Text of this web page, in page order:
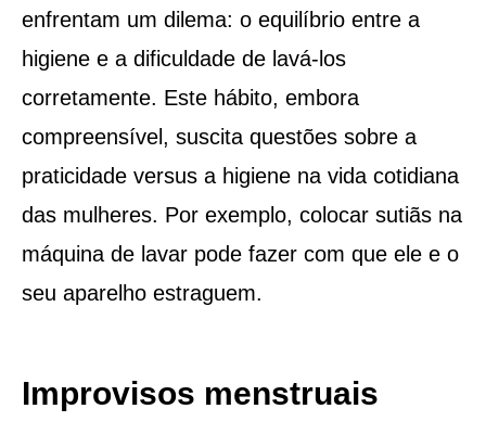
enfrentam um dilema: o equilíbrio entre a
higiene e a dificuldade de lavá-los
corretamente. Este hábito, embora
compreensível, suscita questões sobre a
praticidade versus a higiene na vida cotidiana
das mulheres. Por exemplo, colocar sutiãs na
máquina de lavar pode fazer com que ele e o
seu aparelho estraguem.
Improvisos menstruais